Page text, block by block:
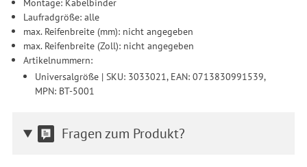
Drittanbieter erteilen und jederzeit für die Zukunft widerrufen.
Laufradgröße: alle
max. Reifenbreite (mm): nicht angegeben
max. Reifenbreite (Zoll): nicht angegeben
Artikelnummern:
Universalgröße | SKU: 3033021, EAN: 0713830991539,
MPN: BT-5001
Fragen zum Produkt?